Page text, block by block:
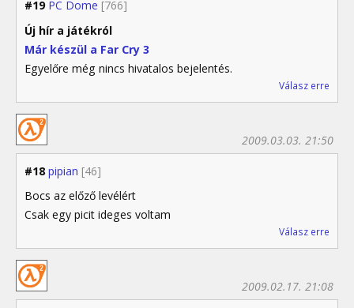
#19 PC Dome [766]
Új hír a játékról
Már készül a Far Cry 3
Egyelőre még nincs hivatalos bejelentés.
Válasz erre
#18 pipian [46]
2009.03.03. 21:50
Bocs az előző levélért
Csak egy picit ideges voltam
Válasz erre
2009.02.17. 21:08